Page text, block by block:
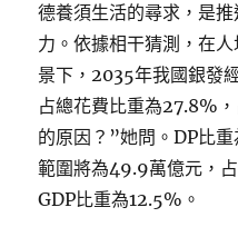
德養須生活的尋求，是
力。依據相干猜測，在
景下，2035年我國銀發
占總花費比重為27.8%
的原因？”她問。DP比
範圍將為49.9萬億元，
GDP比重為12.5%。